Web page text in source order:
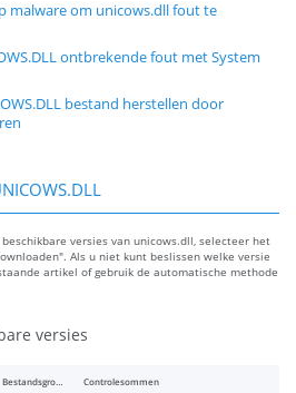
malware om unicows.dll fout te
ontbrekende fout met System
bestand herstellen door
versies van unicows.dll, selecteer het
Als u niet kunt beslissen welke versie
artikel of gebruik de automatische methode
versies
Bestandsgrootte Controlesommen